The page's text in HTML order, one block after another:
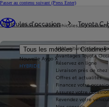
Passer au contenu suivant (Press Enter)
Véhicules neufs
Tous les modèles Citadines
Nouvelle Aygo X
HYBRIDE
Véhicules d'occasion
Nos voitures
Avantages Toyota
Réservez en ligne
Livraison près de chez
Offres et actualités
Financez votre
Assurez votre occasion
Revendez votre
Véhicules d'occasion Toyota C-